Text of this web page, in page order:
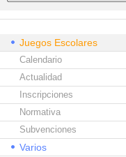
Juegos Escolares
Calendario
Actualidad
Inscripciones
Normativa
Subvenciones
Varios